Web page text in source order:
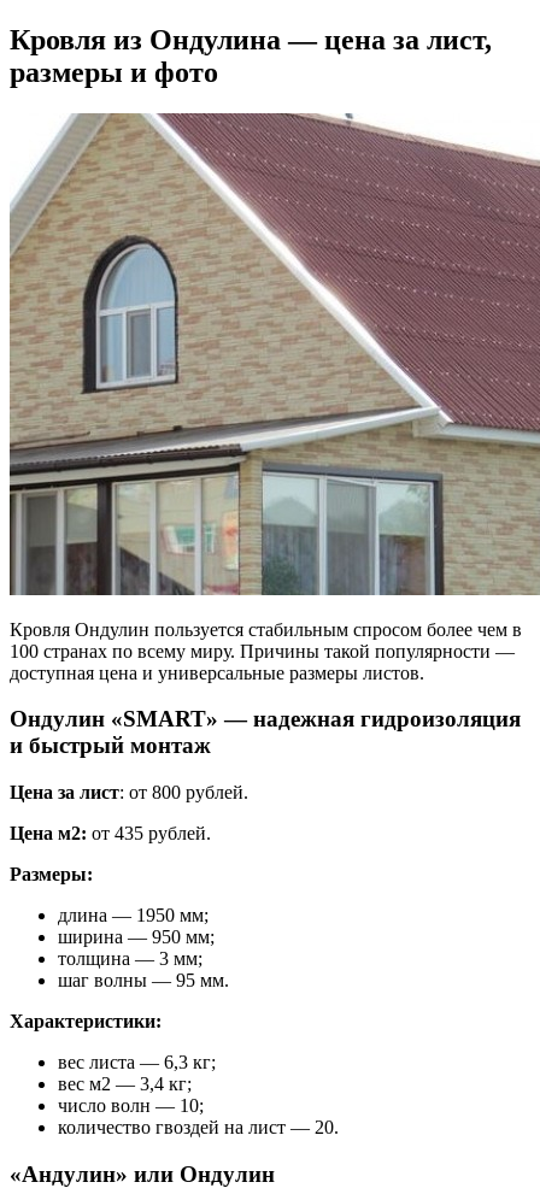
Кровля из Ондулина — цена за лист,
размеры и фото
Кровля Ондулин пользуется стабильным спросом более чем в
100 странах по всему миру. Причины такой популярности —
доступная цена и универсальные размеры листов.
Ондулин «SMART» — надежная гидроизоляция
и быстрый монтаж
Цена за лист: от 800 рублей.
Цена м2: от 435 рублей.
Размеры:
длина — 1950 мм;
ширина — 950 мм;
толщина — 3 мм;
шаг волны — 95 мм.
Характеристики:
вес листа — 6,3 кг;
вес м2 — 3,4 кг;
число волн — 10;
количество гвоздей на лист — 20.
«Андулин» или Ондулин